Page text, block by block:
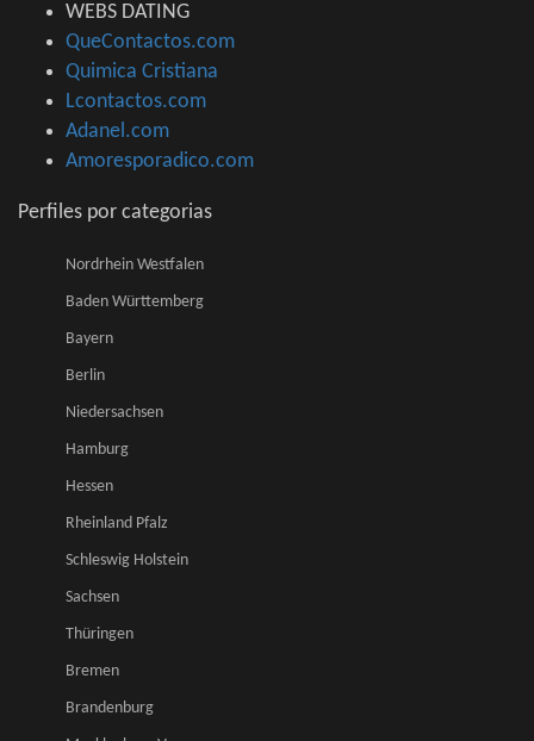
WEBS DATING
QueContactos.com
Quimica Cristiana
Lcontactos.com
Adanel.com
Amoresporadico.com
Perfiles por categorias
Nordrhein Westfalen
Baden Württemberg
Bayern
Berlin
Niedersachsen
Hamburg
Hessen
Rheinland Pfalz
Schleswig Holstein
Sachsen
Thüringen
Bremen
Brandenburg